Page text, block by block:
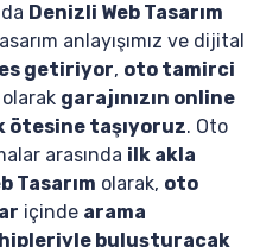
Denizli Web Tasarım
anlayışımız ve dijital
getiriyor, oto tamirci
olarak garajınızın online
taşıyoruz. Oto
arasında ilk akla
Tasarım olarak, oto
içinde arama
buluşturacak